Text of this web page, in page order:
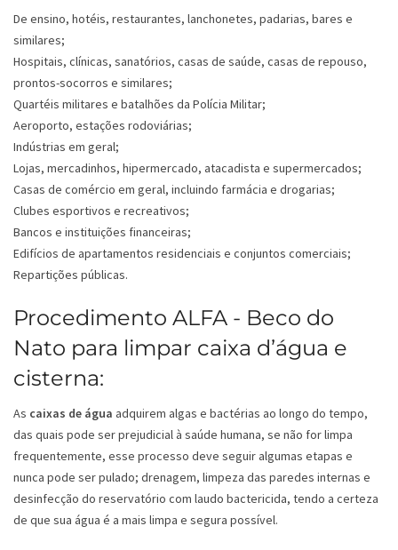
De ensino, hotéis, restaurantes, lanchonetes, padarias, bares e
similares;
Hospitais, clínicas, sanatórios, casas de saúde, casas de repouso,
prontos-socorros e similares;
Quartéis militares e batalhões da Polícia Militar;
Aeroporto, estações rodoviárias;
Indústrias em geral;
Lojas, mercadinhos, hipermercado, atacadista e supermercados;
Casas de comércio em geral, incluindo farmácia e drogarias;
Clubes esportivos e recreativos;
Bancos e instituições financeiras;
Edifícios de apartamentos residenciais e conjuntos comerciais;
Repartições públicas.
Procedimento ALFA - Beco do
Nato para limpar caixa d’água e
cisterna:
As caixas de água adquirem algas e bactérias ao longo do tempo,
das quais pode ser prejudicial à saúde humana, se não for limpa
frequentemente, esse processo deve seguir algumas etapas e
nunca pode ser pulado; drenagem, limpeza das paredes internas e
desinfecção do reservatório com laudo bactericida, tendo a certeza
de que sua água é a mais limpa e segura possível.